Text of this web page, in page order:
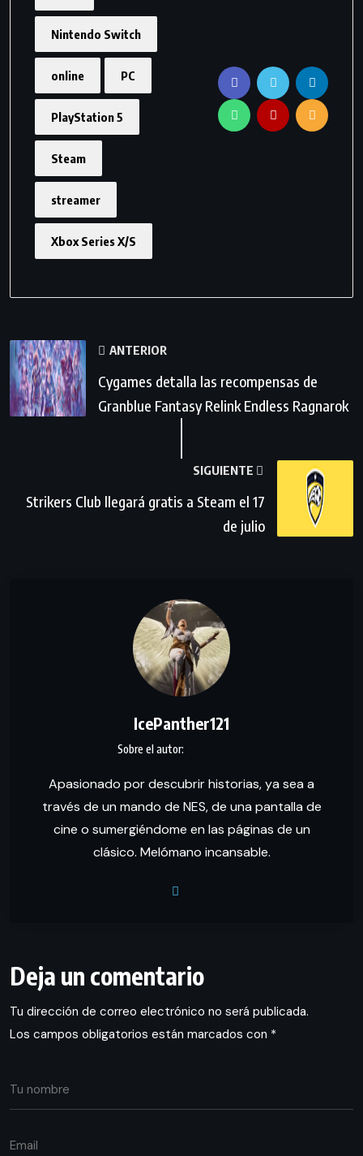
Nintendo Switch
online PC
PlayStation 5
Steam
streamer
Xbox Series X/S
ANTERIOR
Cygames detalla las recompensas de
Granblue Fantasy Relink Endless Ragnarok
SIGUIENTE
Strikers Club llegará gratis a Steam el 17
de julio
IcePanther121
Apasionado por descubrir historias, ya sea a
través de un mando de NES, de una pantalla de
cine o sumergiéndome en las páginas de un
clásico. Melómano incansable.
Deja un comentario
Tu dirección de correo electrónico no será publicada.
Los campos obligatorios están marcados con *